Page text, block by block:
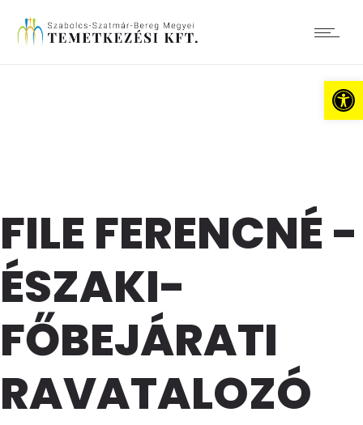
FILE FERENCNÉ -
ÉSZAKI-
FŐBEJÁRATI
RAVATALOZÓ